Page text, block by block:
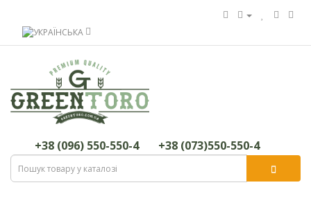
+38 (096) 550-550-4 +38 (073)550-550-4